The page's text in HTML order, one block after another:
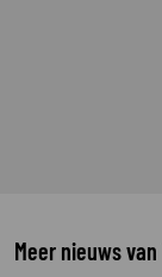
Meer nieuws